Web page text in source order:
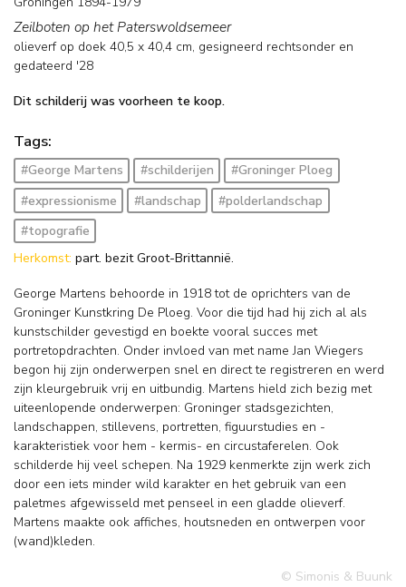
Zeilboten op het Paterswoldsemeer
olieverf op doek 40,5 x 40,4 cm, gesigneerd rechtsonder en
gedateerd '28
Dit schilderij was voorheen te koop.
Tags:
#George Martens #schilderijen
#Groninger Ploeg
#expressionisme
#landschap
#polderlandschap
#topografie
Herkomst: part. bezit Groot-Brittannië.
George Martens behoorde in 1918 tot de oprichters van de
Groninger Kunstkring De Ploeg. Voor die tijd had hij zich al als
kunstschilder gevestigd en boekte vooral succes met
portretopdrachten. Onder invloed van met name Jan Wiegers
begon hij zijn onderwerpen snel en direct te registreren en werd
zijn kleurgebruik vrij en uitbundig. Martens hield zich bezig met
uiteenlopende onderwerpen: Groninger stadsgezichten,
landschappen, stillevens, portretten, figuurstudies en -
karakteristiek voor hem - kermis- en circustaferelen. Ook
schilderde hij veel schepen. Na 1929 kenmerkte zijn werk zich
door een iets minder wild karakter en het gebruik van een
paletmes afgewisseld met penseel in een gladde olieverf.
Martens maakte ook affiches, houtsneden en ontwerpen voor
(wand)kleden.
© Simonis & Buunk